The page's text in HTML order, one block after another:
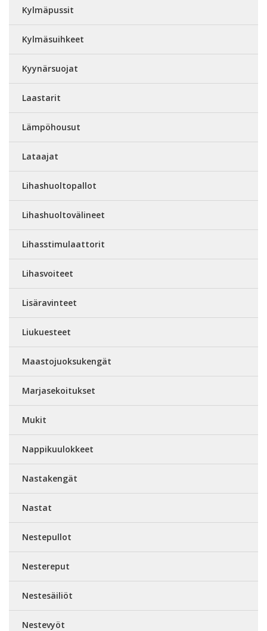
Kylmäpussit
Kylmäsuihkeet
Kyynärsuojat
Laastarit
Lämpöhousut
Lataajat
Lihashuoltopallot
Lihashuoltovälineet
Lihasstimulaattorit
Lihasvoiteet
Lisäravinteet
Liukuesteet
Maastojuoksukengät
Marjasekoitukset
Mukit
Nappikuulokkeet
Nastakengät
Nastat
Nestepullot
Nestereput
Nestesäiliöt
Nestevyöt